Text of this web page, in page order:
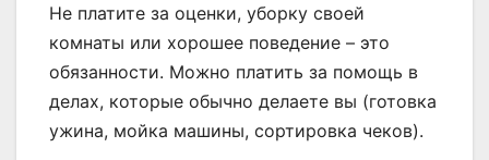
Не платите за оценки, уборку своей
комнаты или хорошее поведение – это
обязанности. Можно платить за помощь в
делах, которые обычно делаете вы (готовка
ужина, мойка машины, сортировка чеков).